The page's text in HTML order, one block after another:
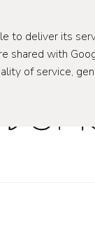
to deliver its
shared with
of service,